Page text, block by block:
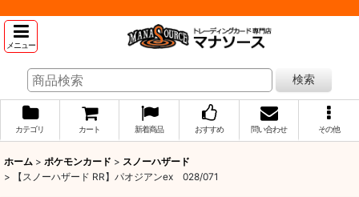
メニュー
検索
カテゴリ カート 新着商品 おすすめ 問い合わせ その他
ホーム > ポケモンカード > スノーハザード
>
【スノーハザード RR】パオジアンex 028/071